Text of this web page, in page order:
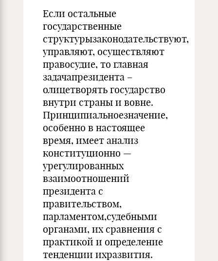
Если остальные
государственные
структурызаконодательствуют,
управляют, осуществляют
правосудие, то главная
задачапрезидента –
олицетворять государство
внутри страны и вовне.
Принципиальноезначение,
особенно в настоящее
время, имеет анализ
конституционно —
урегулированных
взаимоотношений
президента с
правительством,
парламентом,судебными
органами, их сравнения с
практикой и определение
тенденции ихразвития.